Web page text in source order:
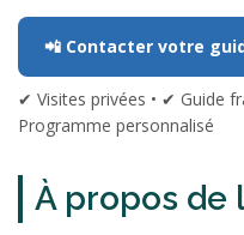
📲 Contacter votre
✔ Visites privées • ✔ Guide
Programme personnalisé
À propos de